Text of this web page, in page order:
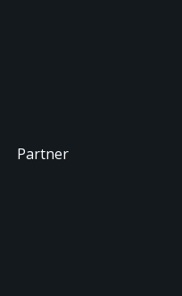
Partner